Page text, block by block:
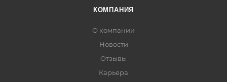
КОМПАНИЯ
О компании
Новости
Отзывы
Карьера